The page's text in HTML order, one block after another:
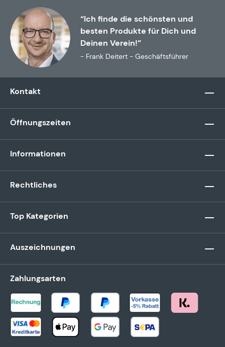
“Ich finde die schönsten und
besten Produkte für Dich und
Deinen Verein!”
- Frank Deitert - Geschäftsführer
Kontakt
Öffnungszeiten
Informationen
Rechtliches
Top Kategorien
Auszeichnungen
Zahlungsarten